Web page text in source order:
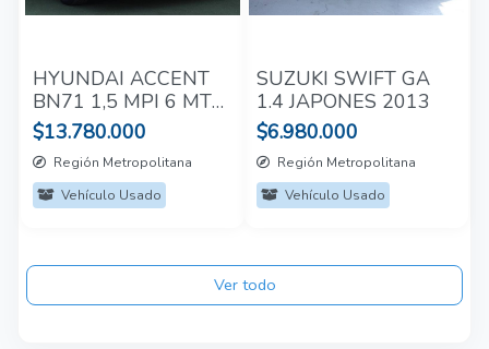
HYUNDAI ACCENT
BN71 1,5 MPI 6 MT
2024
$13.780.000
Región Metropolitana
Vehículo Usado
SUZUKI SWIFT GA
1.4 JAPONES 2013
$6.980.000
Región Metropolitana
Vehículo Usado
Ver todo